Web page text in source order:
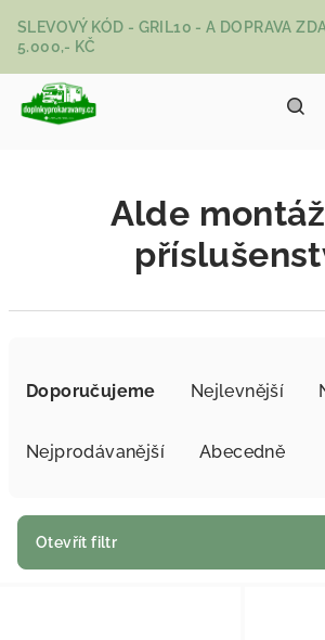
SLEVOVÝ KÓD - GRIL10 - A DOPRAVA
5.000,- KČ
Alde
Doporučujeme Nejlevnější
Nejprodávanější Abecedně
Otevřít filtr